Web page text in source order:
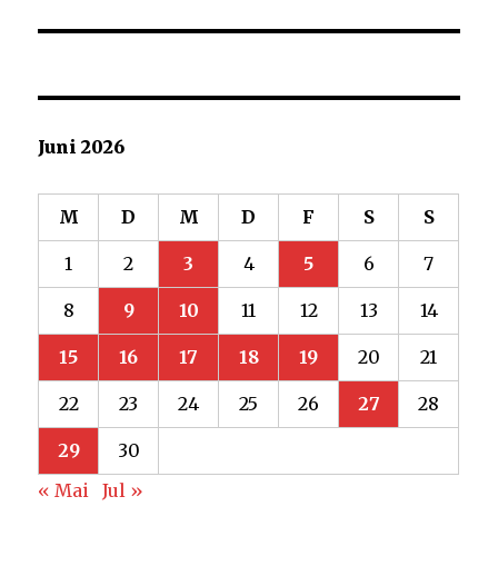
Juni 2026
M D M D F S S
1 2 3 4 5 6 7
8 9 10 11 12 13 14
15 16 17 18 19 20 21
22 23 24 25 26 27 28
29
30
« Mai
Jul »